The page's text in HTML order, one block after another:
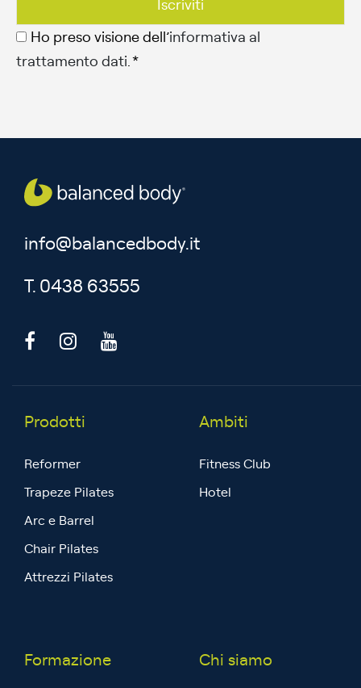
Ho preso visione dell’informativa al
trattamento dati. *
info@balancedbody.it
T. 0438 63555
Prodotti
Reformer
Trapeze Pilates
Arc e Barrel
Chair Pilates
Attrezzi Pilates
Ambiti
Fitness Club
Hotel
Formazione Chi siamo